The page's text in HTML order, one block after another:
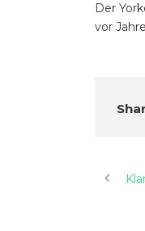
Der
vor